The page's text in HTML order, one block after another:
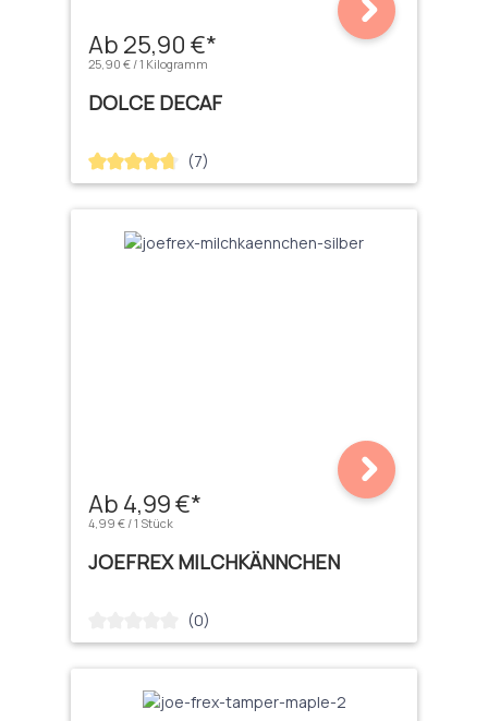
Ab 25,90 €*
25,90 € / 1 Kilogramm
DOLCE DECAF
Durchschnittliche Bewertung von 4.71 von 5 Sternen
(7)
Ab 4,99 €*
4,99 € / 1 Stück
JOEFREX MILCHKÄNNCHEN
Durchschnittliche Bewertung von 0 von 5 Sternen
(0)